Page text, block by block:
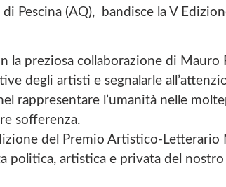
di Pescina (AQ), bandisce la V
la preziosa collaborazione di
degli artisti e segnalarle
rappresentare l’umanità nelle
sofferenza.
del Premio Artistico-Letterario
politica, artistica e privata del